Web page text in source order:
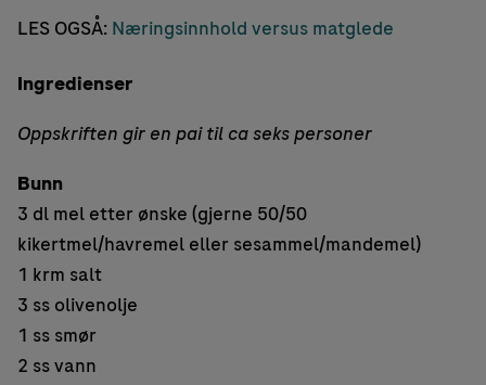
LES OGSÅ: Næringsinnhold versus matglede
Ingredienser
Oppskriften gir en pai til ca seks personer
Bunn
3 dl mel etter ønske (gjerne 50/50
kikertmel/havremel eller sesammel/mandemel)
1 krm salt
3 ss olivenolje
1 ss smør
2 ss vann